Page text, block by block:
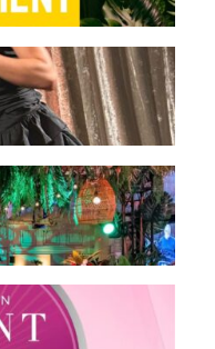
service de vos
pour La
EVENT